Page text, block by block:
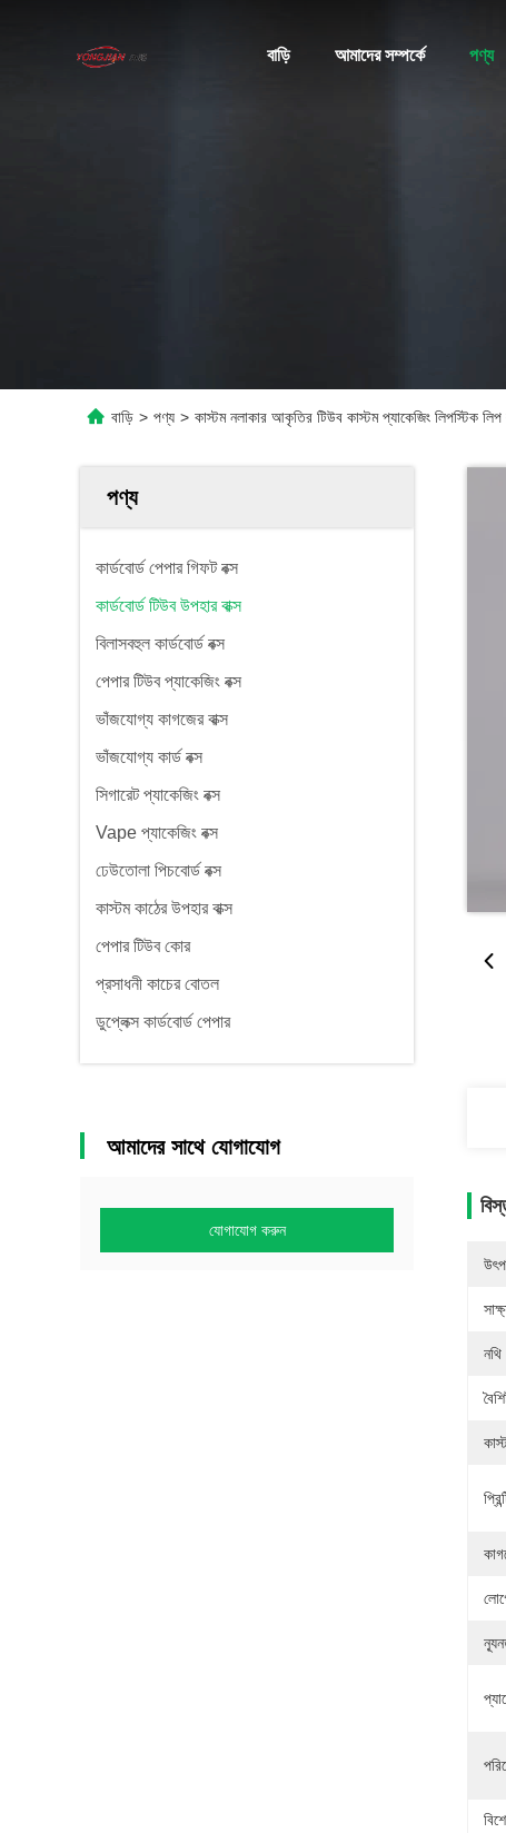
বাড়ি আমাদের সম্পর্কে পণ্য
বাড়ি > পণ্য > কাস্টম নলাকার আকৃতির টিউব কাস্টম প্যাকেজিং লিপস্টিক
পণ্য
কার্ডবোর্ড পেপার গিফট বক্স
কার্ডবোর্ড টিউব উপহার বাক্স
বিলাসবহুল কার্ডবোর্ড বক্স
পেপার টিউব প্যাকেজিং বক্স
ভাঁজযোগ্য কাগজের বাক্স
ভাঁজযোগ্য কার্ড বক্স
সিগারেট প্যাকেজিং বক্স
Vape প্যাকেজিং বক্স
ঢেউতোলা পিচবোর্ড বক্স
কাস্টম কাঠের উপহার বাক্স
পেপার টিউব কোর
প্রসাধনী কাচের বোতল
ডুপ্লেক্স কার্ডবোর্ড পেপার
আমাদের সাথে যোগাযোগ
যোগাযোগ করুন
নথি